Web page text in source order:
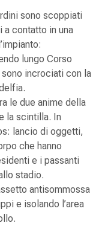
sono scoppiati
a contatto in una
lungo Corso
incrociati con la
le due anime della
la scintilla. In
lancio di oggetti,
che hanno
e i passanti
stadio.
antisommossa
e isolando l’area